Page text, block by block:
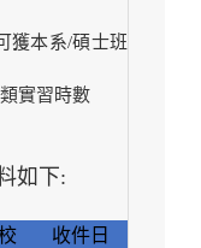
獲本系/碩士班
實習時數
如下:
收件日